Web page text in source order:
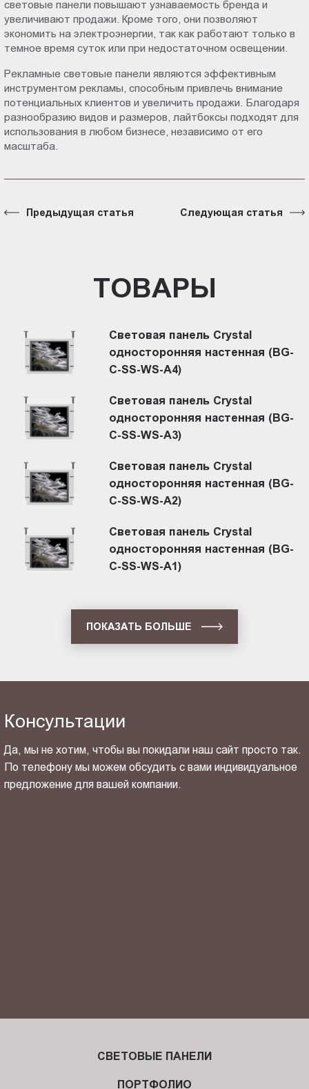
световые панели повышают узнаваемость бренда и
увеличивают продажи. Кроме того, они позволяют
экономить на электроэнергии, так как работают только в
темное время суток или при недостаточном освещении.
Рекламные световые панели являются эффективным
инструментом рекламы, способным привлечь внимание
потенциальных клиентов и увеличить продажи. Благодаря
разнообразию видов и размеров, лайтбоксы подходят для
использования в любом бизнесе, независимо от его
масштаба.
Предыдущая статья Следующая статья
ТОВАРЫ
Световая панель Crystal
односторонняя настенная (BG-
C-SS-WS-A4)
Световая панель Crystal
односторонняя настенная (BG-
C-SS-WS-A3)
Световая панель Crystal
односторонняя настенная (BG-
C-SS-WS-A2)
Световая панель Crystal
односторонняя настенная (BG-
C-SS-WS-A1)
ПОКАЗАТЬ БОЛЬШЕ
Консультации
Да, мы не хотим, чтобы вы покидали наш сайт просто так.
По телефону мы можем обсудить с вами индивидуальное
предложение для вашей компании.
СВЕТОВЫЕ ПАНЕЛИ
ПОРТФОЛИО